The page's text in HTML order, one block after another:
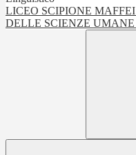
LICEO SCIPIONE MAFFEI
DELLE SCIENZE UMANE